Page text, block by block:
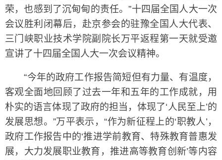
荣，也感到了沉甸甸的责任。”十四届全国人大一次
会议胜利闭幕后，赴京参会的驻豫全国人大代表、
三门峡职业技术学院副院长万平返程第一天就受邀
宣讲了十四届全国人大一次会议精神。
“今年的政府工作报告简短但有力量、有温度，
客观全面地回顾了过去一年和五年的工作成就，用
朴实的语言体现了政府的担当，体现了‘人民至上’的
发展思想。”万平表示，“作为新征程上的‘职教人’，
政府工作报告中的‘推进学前教育、特殊教育普惠发
展，大力发展职业教育，推进高等教育创新’等内容